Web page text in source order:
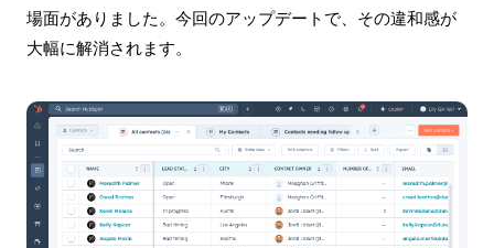
場面がありました。今回のアップデートで、その違和感が
大幅に解消されます。